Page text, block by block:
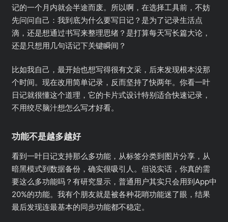
记的一个月内就会半途而废。所以啊，在选择工具前，不妨
先问问自己：我到底为什么要写日记？是为了记录生活点
滴，还是想通过书写来整理思绪？是打算每天写长篇大论，
还是只想用几句话记下关键瞬间？
比如我自己，最开始也想写得很有文采，后来发现根本没那
个时间。现在改用简单记录，反而坚持了快两年。你看一叶
日记就很懂这个道理，它的卡片式设计特别适合快速记录，
不用绞尽脑汁想怎么写才好看。
功能不是越多越好
看到一叶日记支持那么多功能，从标签分类到图片分享，从
暗黑模式到数据备份，确实很吸引人。但说实话，你真的需
要这么多功能吗？有研究显示，普通用户其实只会用到App中
20%的功能。我有个朋友就是被各种花哨功能迷了眼，结果
最后发现连最基本的同步功能都不稳定。